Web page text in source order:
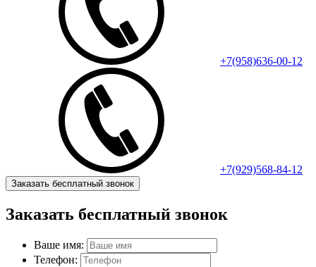
+7(958)636-00-12
+7(929)568-84-12
Заказать бесплатный звонок
Заказать бесплатный звонок
Ваше имя:
Телефон: